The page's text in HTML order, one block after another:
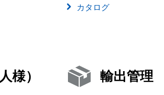
カタログ
様） 輸出管理